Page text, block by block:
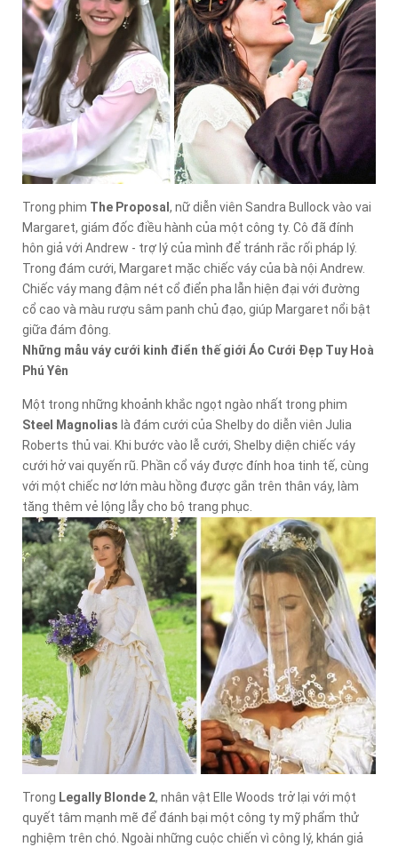
Trong phim The Proposal, nữ diễn viên Sandra Bullock vào vai
Margaret, giám đốc điều hành của một công ty. Cô đã đính
hôn giả với Andrew - trợ lý của mình để tránh rắc rối pháp lý.
Trong đám cưới, Margaret mặc chiếc váy của bà nội Andrew.
Chiếc váy mang đậm nét cổ điển pha lẫn hiện đại với đường
cổ cao và màu rượu sâm panh chủ đạo, giúp Margaret nổi bật
giữa đám đông.
Những mẫu váy cưới kinh điển thế giới Áo Cưới Đẹp Tuy Hoà
Phú Yên
Một trong những khoảnh khắc ngọt ngào nhất trong phim
Steel Magnolias là đám cưới của Shelby do diễn viên Julia
Roberts thủ vai. Khi bước vào lễ cưới, Shelby diện chiếc váy
cưới hở vai quyến rũ. Phần cổ váy được đính hoa tinh tế, cùng
với một chiếc nơ lớn màu hồng được gắn trên thân váy, làm
tăng thêm vẻ lộng lẫy cho bộ trang phục.
Trong Legally Blonde 2, nhân vật Elle Woods trở lại với một
quyết tâm mạnh mẽ để đánh bại một công ty mỹ phẩm thử
nghiệm trên chó. Ngoài những cuộc chiến vì công lý, khán giả